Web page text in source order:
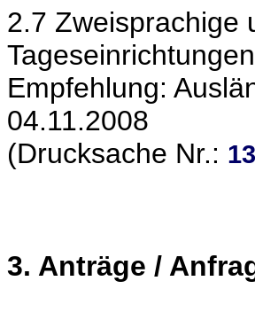
2.7 Zweisprachige
Empfehlung:
04.11.2008
(Drucksache Nr.:
3. Anträge /